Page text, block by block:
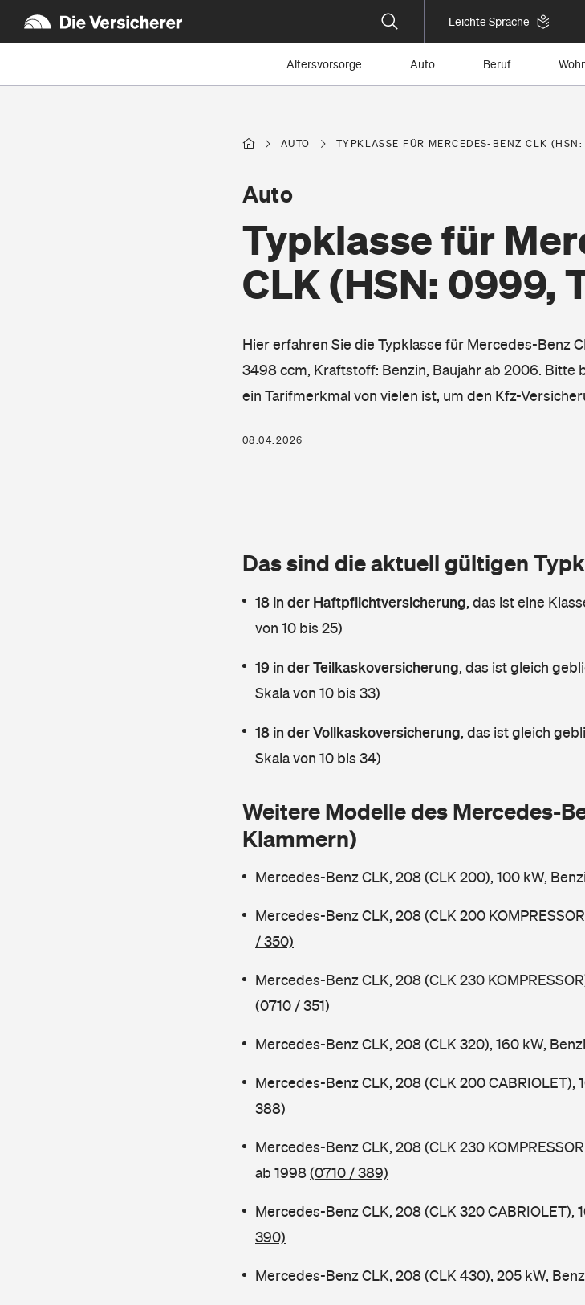
Leichte Sprache
Altersvorsorge Auto Beruf
AUTO TYPKLASSE FÜR MERCEDES-BENZ CLK
Typklasse für
CLK(HSN: 0999,
Auto
Hier erfahren Sie die Typklasse für Mercedes-Benz
3498 ccm, Kraftstoff: Benzin, Baujahr ab 2006. Bitte
ein Tarifmerkmal von vielen ist, um den Kfz-
08.04.2026
Das sind die aktuell gültigen
18 in der Haftpflichtversicherung, das ist eine
von 10 bis 25)
19 in der Teilkaskoversicherung, das ist gleich
Skala von 10 bis 33)
18 in der Vollkaskoversicherung, das ist gleich
Skala von 10 bis 34)
Weitere Modelle des Mercedes-
Klammern)
Mercedes-Benz CLK, 208 (CLK 200), 100 kW,
Mercedes-Benz CLK, 208 (CLK 200
/ 350)
Mercedes-Benz CLK, 208 (CLK 230
(0710 / 351)
Mercedes-Benz CLK, 208 (CLK 320), 160 kW,
Mercedes-Benz CLK, 208 (CLK 200 CABRIOLET),
388)
Mercedes-Benz CLK, 208 (CLK 230
ab 1998(0710 / 389)
Mercedes-Benz CLK, 208 (CLK 320 CABRIOLET),
390)
Mercedes-Benz CLK, 208 (CLK 430), 205 kW,